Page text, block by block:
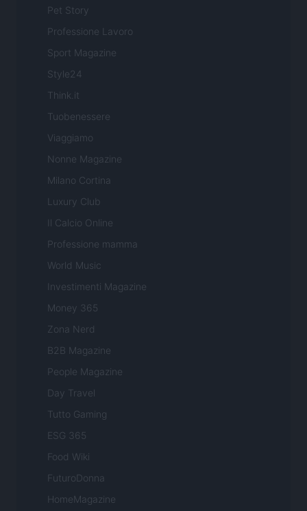
Pet Story
Professione Lavoro
Sport Magazine
Style24
Think.it
Tuobenessere
Viaggiamo
Nonne Magazine
Milano Cortina
Luxury Club
Il Calcio Online
Professione mamma
World Music
Investimenti Magazine
Money 365
Zona Nerd
B2B Magazine
People Magazine
Day Travel
Tutto Gaming
ESG 365
Food Wiki
FuturoDonna
HomeMagazine